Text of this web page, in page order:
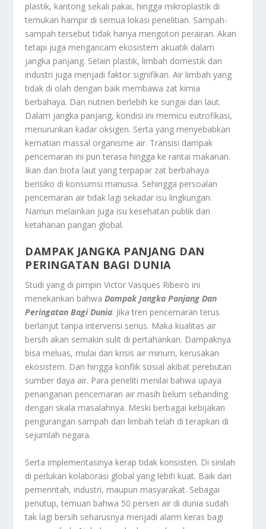
plastik, kantong sekali pakai, hingga mikroplastik di
temukan hampir di semua lokasi penelitian. Sampah-
sampah tersebut tidak hanya mengotori perairan. Akan
tetapi juga mengancam ekosistem akuatik dalam
jangka panjang. Selain plastik, limbah domestik dan
industri juga menjadi faktor signifikan. Air limbah yang
tidak di olah dengan baik membawa zat kimia
berbahaya. Dan nutrien berlebih ke sungai dan laut.
Dalam jangka panjang, kondisi ini memicu eutrofikasi,
menurunkan kadar oksigen. Serta yang menyebabkan
kematian massal organisme air. Transisi dampak
pencemaran ini pun terasa hingga ke rantai makanan.
Ikan dan biota laut yang terpapar zat berbahaya
berisiko di konsumsi manusia. Sehingga persoalan
pencemaran air tidak lagi sekadar isu lingkungan.
Namun melainkan juga isu kesehatan publik dan
ketahanan pangan global.
DAMPAK JANGKA PANJANG DAN
PERINGATAN BAGI DUNIA
Studi yang di pimpin Victor Vasques Ribeiro ini
menekankan bahwaDampak Jangka Panjang Dan
Peringatan Bagi Dunia. Jika tren pencemaran terus
berlanjut tanpa intervensi serius. Maka kualitas air
bersih akan semakin sulit di pertahankan. Dampaknya
bisa meluas, mulai dari krisis air minum, kerusakan
ekosistem. Dan hingga konflik sosial akibat perebutan
sumber daya air. Para peneliti menilai bahwa upaya
penanganan pencemaran air masih belum sebanding
dengan skala masalahnya. Meski berbagai kebijakan
pengurangan sampah dan limbah telah di terapkan di
sejumlah negara.
Serta implementasinya kerap tidak konsisten. Di sinilah
di perlukan kolaborasi global yang lebih kuat. Baik dari
pemerintah, industri, maupun masyarakat. Sebagai
penutup, temuan bahwa 50 persen air di dunia sudah
tak lagi bersih seharusnya menjadi alarm keras bagi